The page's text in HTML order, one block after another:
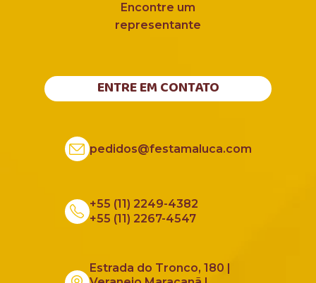
Encontre um
representante
ENTRE EM CONTATO
pedidos@festamaluca.com
+55 (11) 2249-4382
+55 (11) 2267-4547
Estrada do Tronco, 180 |